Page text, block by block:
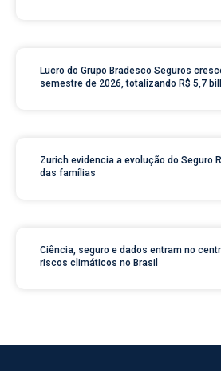
Lucro do Grupo Bradesco Seguros
semestre de 2026, totalizando R$ 5,7
Zurich evidencia a evolução do Seguro
das famílias
Ciência, seguro e dados entram no
riscos climáticos no Brasil